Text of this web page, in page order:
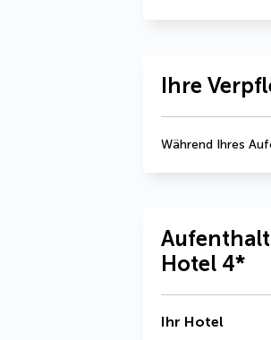
Ihre
Während Ihres
Hotel 4*
Ihr Hotel